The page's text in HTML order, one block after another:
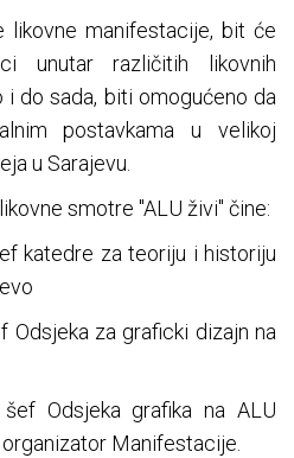
likovne manifestacije, bit će
unutar različitih likovnih
i do sada, biti omogućeno da
postavkama u velikoj
u Sarajevu.
smotre "ALU živi" čine:
katedre za teoriju i historiju
Odsjeka za graficki dizajn na
Odsjeka grafika na ALU
Manifestacije.